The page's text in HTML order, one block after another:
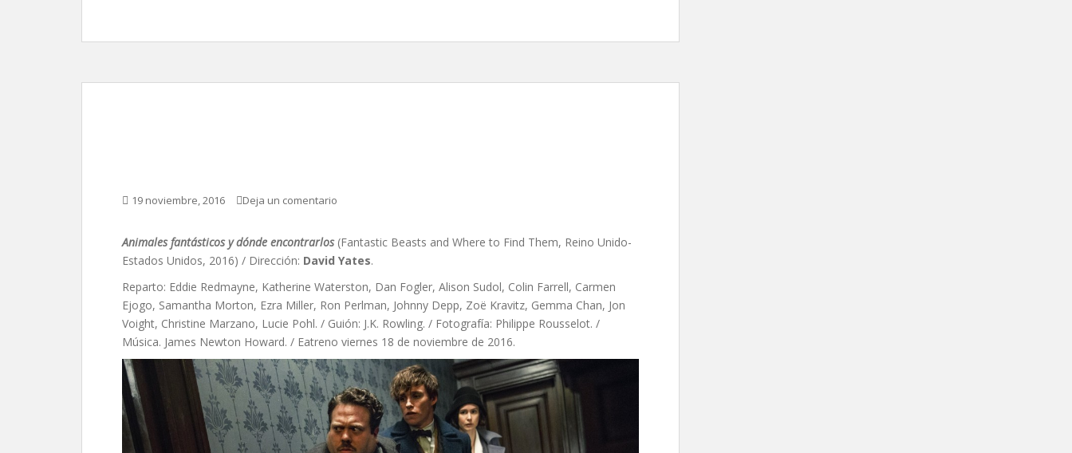
19 noviembre, 2016 Deja un comentario
Animales fantásticos y dónde encontrarlos (Fantastic Beasts and Where to Find Them, Reino Unido-
Estados Unidos, 2016) / Dirección: David Yates.
Reparto: Eddie Redmayne, Katherine Waterston, Dan Fogler, Alison Sudol, Colin Farrell, Carmen
Ejogo, Samantha Morton, Ezra Miller, Ron Perlman, Johnny Depp, Zoë Kravitz, Gemma Chan, Jon
Voight, Christine Marzano, Lucie Pohl. / Guión: J.K. Rowling. / Fotografía: Philippe Rousselot. /
Música. James Newton Howard. / Eatreno viernes 18 de noviembre de 2016.